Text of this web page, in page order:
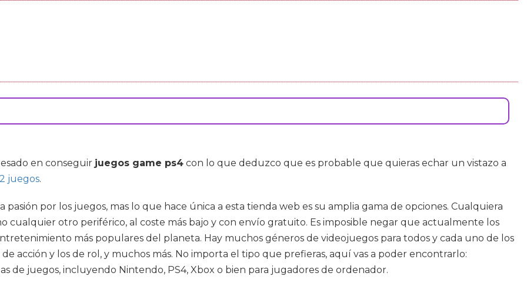
en conseguir juegos game ps4 con lo que deduzco que es probable que quieras echar un vistazo a
juegos.
por los juegos, mas lo que hace única a esta tienda web es su amplia gama de opciones. Cualquiera
cualquier otro periférico, al coste más bajo y con envío gratuito. Es imposible negar que actualmente los
más populares del planeta. Hay muchos géneros de videojuegos para todos y cada uno de los
acción y los de rol, y muchos más. No importa el tipo que prefieras, aquí vas a poder encontrarlo:
de juegos, incluyendo Nintendo, PS4, Xbox o bien para jugadores de ordenador.